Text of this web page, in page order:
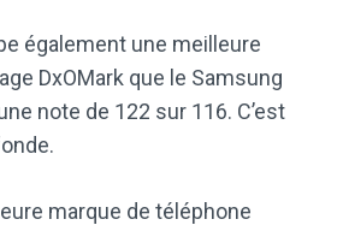
également une meilleure
DxOMark que le Samsung
note de 122 sur 116. C’est
marque de téléphone